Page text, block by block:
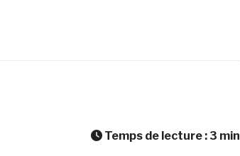
Temps de lecture : 3 min